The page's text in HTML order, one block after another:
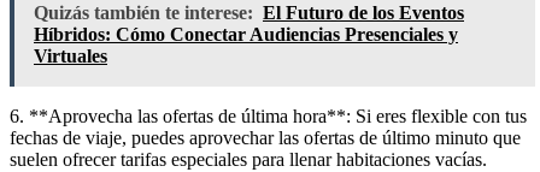
Quizás también te interese: El Futuro de los Eventos
Híbridos: Cómo Conectar Audiencias Presenciales y
Virtuales
6. **Aprovecha las ofertas de última hora**: Si eres flexible con tus
fechas de viaje, puedes aprovechar las ofertas de último minuto que
suelen ofrecer tarifas especiales para llenar habitaciones vacías.